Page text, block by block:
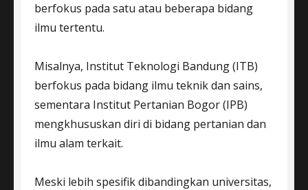
berfokus pada satu atau beberapa bidang
ilmu tertentu.
Misalnya, Institut Teknologi Bandung (ITB)
berfokus pada bidang ilmu teknik dan sains,
sementara Institut Pertanian Bogor (IPB)
mengkhususkan diri di bidang pertanian dan
ilmu alam terkait.
Meski lebih spesifik dibandingkan universitas,